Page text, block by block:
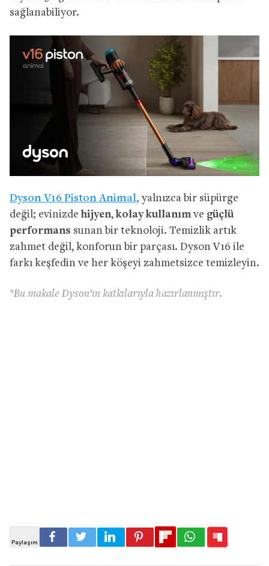
sağlanabiliyor.
Dyson V16 Piston Animal, yalnızca bir süpürge
değil; evinizde hijyen, kolay kullanımve güçlü
performans sunan bir teknoloji. Temizlik artık
zahmet değil, konforun bir parçası. Dyson V16 ile
farkı keşfedin ve her köşeyi zahmetsizce temizleyin.
*Bu makale Dyson’ın katkılarıyla hazırlanmıştır.